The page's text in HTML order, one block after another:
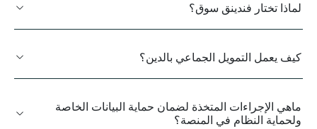
لماذا تختار فندينق سوق؟
كيف يعمل التمويل الجماعي بالدين؟
ماهي الإجراءات المتخذة لضمان حماية البيانات الخاصة
ولحماية النظام في المنصة؟